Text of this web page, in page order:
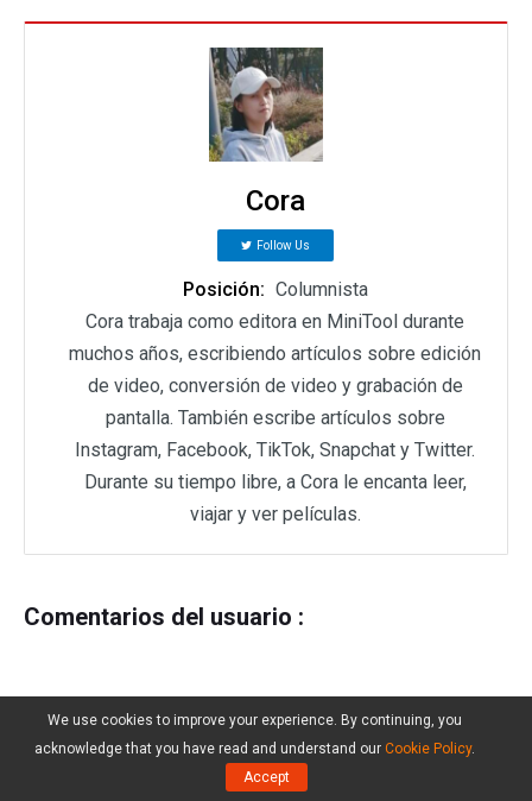
Cora
Follow Us
Posición: Columnista
Cora trabaja como editora en MiniTool durante
muchos años, escribiendo artículos sobre edición
de video, conversión de video y grabación de
pantalla. También escribe artículos sobre
Instagram, Facebook, TikTok, Snapchat y Twitter.
Durante su tiempo libre, a Cora le encanta leer,
viajar y ver películas.
Comentarios del usuario :
We use cookies to improve your experience. By continuing, you
acknowledge that you have read and understand our Cookie Policy.
Accept